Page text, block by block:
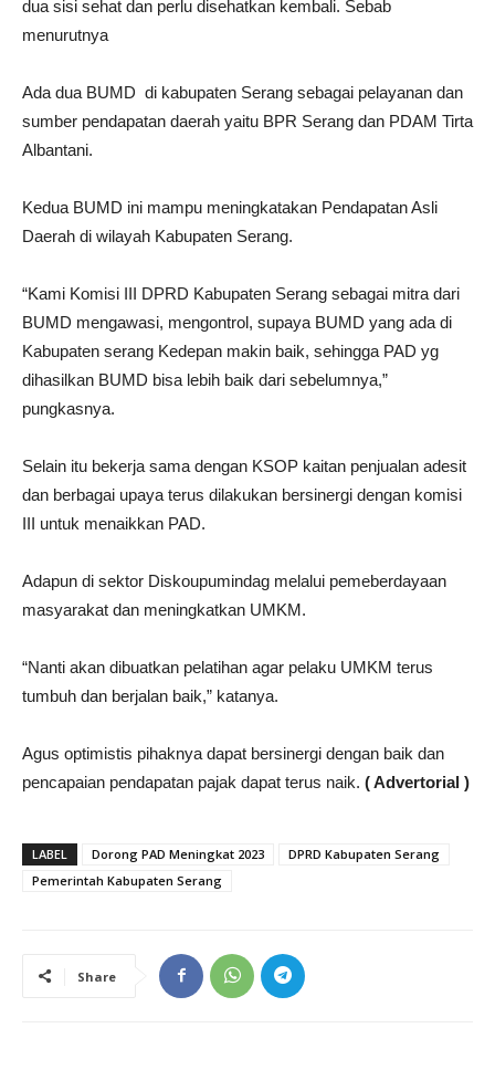
dua sisi sehat dan perlu disehatkan kembali. Sebab
menurutnya
Ada dua BUMD di kabupaten Serang sebagai pelayanan dan
sumber pendapatan daerah yaitu BPR Serang dan PDAM Tirta
Albantani.
Kedua BUMD ini mampu meningkatakan Pendapatan Asli
Daerah di wilayah Kabupaten Serang.
“Kami Komisi III DPRD Kabupaten Serang sebagai mitra dari
BUMD mengawasi, mengontrol, supaya BUMD yang ada di
Kabupaten serang Kedepan makin baik, sehingga PAD yg
dihasilkan BUMD bisa lebih baik dari sebelumnya,”
pungkasnya.
Selain itu bekerja sama dengan KSOP kaitan penjualan adesit
dan berbagai upaya terus dilakukan bersinergi dengan komisi
III untuk menaikkan PAD.
Adapun di sektor Diskoupumindag melalui pemeberdayaan
masyarakat dan meningkatkan UMKM.
“Nanti akan dibuatkan pelatihan agar pelaku UMKM terus
tumbuh dan berjalan baik,” katanya.
Agus optimistis pihaknya dapat bersinergi dengan baik dan
pencapaian pendapatan pajak dapat terus naik. ( Advertorial )
LABEL Dorong PAD Meningkat 2023
DPRD Kabupaten Serang
Pemerintah Kabupaten Serang
Share